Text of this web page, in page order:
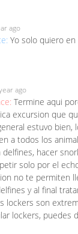
ago
Yo solo quiero
ago
Termine aqui
excursion que
estuvo bien,
a todos los
hacer
solo por el
no te permiten
y al final
lockers son
lockers, puedes